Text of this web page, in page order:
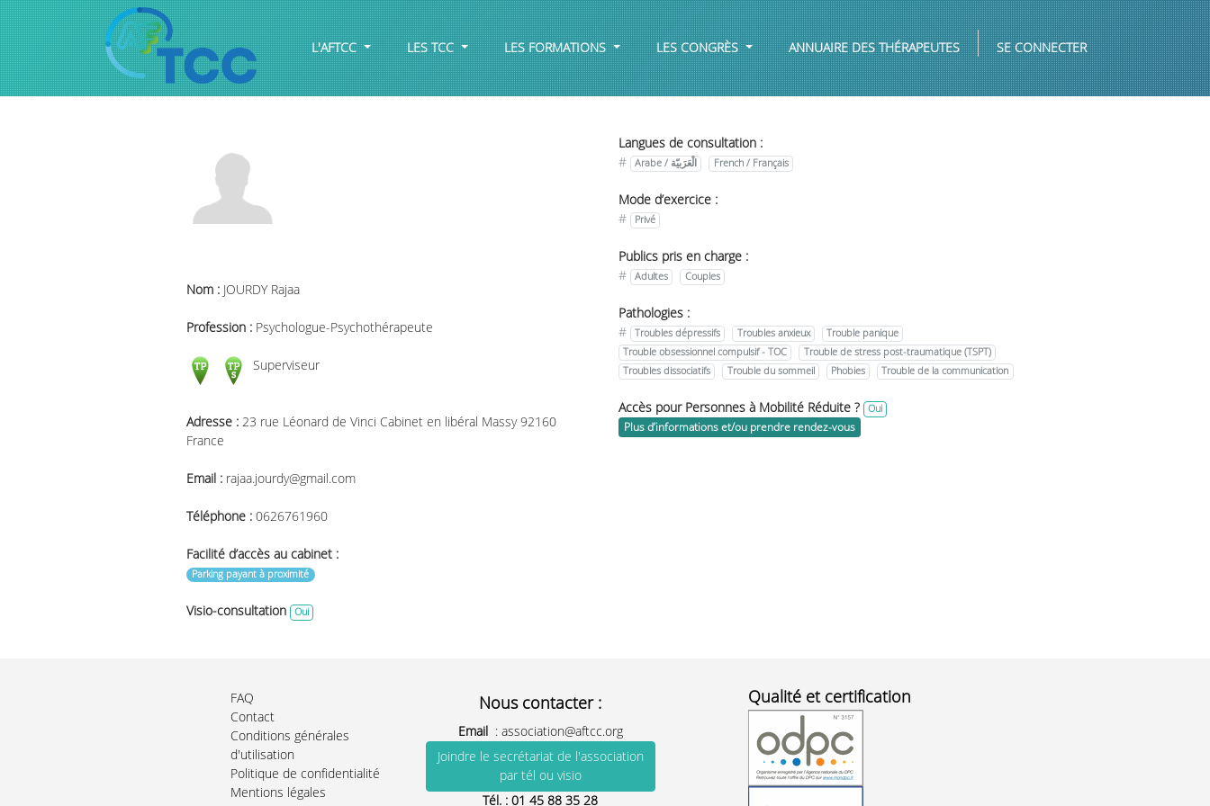
L'AFTCC LES TCC LES FORMATIONS LES CONGRÈS ANNUAIRE DES THÉRAPEUTES SE CONNECTER
Nom : JOURDY Rajaa
Profession : Psychologue-Psychothérapeute
Superviseur
Adresse : 23 rue Léonard de Vinci Cabinet en libéral Massy 92160
France
Email : rajaa.jourdy@gmail.com
Téléphone : 0626761960
Facilité d’accès au cabinet :
Parking payant à proximité
Visio-consultation Oui
Langues de consultation :
#
Arabe / الْعَرَبيّة French / Français
Mode d’exercice :
#
Privé
Publics pris en charge :
#
Adultes Couples
Pathologies :
#
Troubles dépressifs Troubles anxieux
Trouble panique
Trouble obsessionnel compulsif - TOC
Trouble de stress post-traumatique (TSPT)
Troubles dissociatifs
Trouble du sommeil Phobies Trouble de la communication
Accès pour Personnes à Mobilité Réduite ? Oui
Plus d’informations et/ou prendre rendez-vous
FAQ
Contact
Conditions générales
d'utilisation
Politique de confidentialité
Mentions légales
Nous contacter :
Email : association@aftcc.org
Joindre le secrétariat de l'association
par tél ou visio
Tél. : 01 45 88 35 28
Qualité et certification